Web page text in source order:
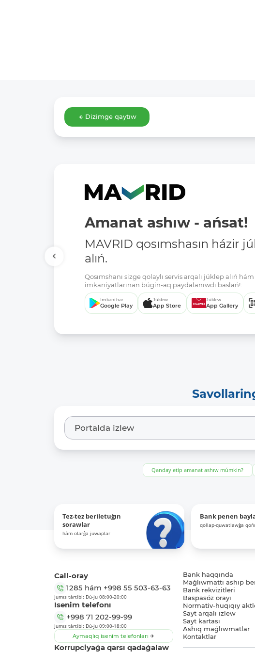
Dizimge qaytıw
Amanat ashıw - ańsat!
MAVRID qosımshasın házir
alıń.
Qosımshanı sizge qolaylı servis arqalı júklep alıń
imkaniyatlarınan búgin-aq paydalanıwdı baslań!:
Imkani bar
Google Play
Júklew
App Store
Júklew
App Gallery
Qanday etip amanat ashıw múmkin?
Tez-tez beriletuǵın
sorawlar
hám olarǵa juwaplar
Bank penen
qollap-quwatlawǵa
Call-oray
1285 hám +998 55 503-63-63
Jumıs tártibi: Dú-Ju 08:00-20:00
Isenim telefonı
+998 71 202-99-99
Jumıs tártibi: Dú-Ju 09:00-18:00
Aymaqlıq isenim telefonları
Korrupciyaǵa qarsı qadaǵalaw
Bank haqqında
Maǵlıwmattı ashıp
Bank rekvizitleri
Baspasóz orayı
Normativ-huqıqıy
Sayt arqalı izlew
Sayt kartası
Ashıq maǵlıwmatlar
Kontaktlar